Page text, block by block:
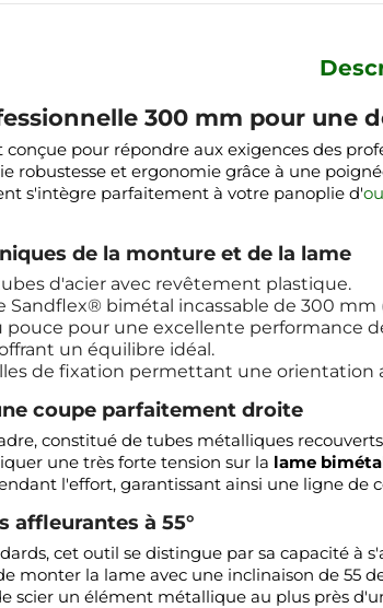
300 mm pour une
pour répondre aux exigences des
robustesse et ergonomie grâce à une
s'intègre parfaitement à votre panoplie d'
de la monture et de la lame
d'acier avec revêtement plastique.
Sandflex® bimétal incassable de 300 mm
pouce pour une excellente performance
un équilibre idéal.
de fixation permettant une orientation
coupe parfaitement droite
constitué de tubes métalliques
une très forte tension sur la lame
l'effort, garantissant ainsi une ligne
affleurantes à 55°
cet outil se distingue par sa capacité à
monter la lame avec une inclinaison de
scier un élément métallique au plus près